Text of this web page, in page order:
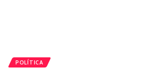
POLÍTICA